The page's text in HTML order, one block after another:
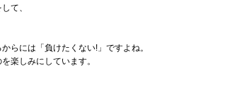
て、
らには「負けたくない!」ですよね。
楽しみにしています。